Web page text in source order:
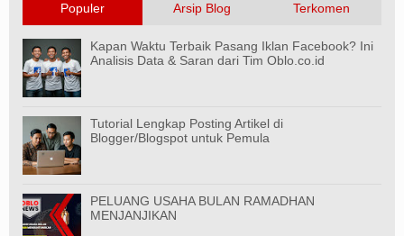
Populer Arsip Blog Terkomen
Kapan Waktu Terbaik Pasang Iklan Facebook? Ini
Analisis Data & Saran dari Tim Oblo.co.id
Tutorial Lengkap Posting Artikel di
Blogger/Blogspot untuk Pemula
PELUANG USAHA BULAN RAMADHAN
MENJANJIKAN